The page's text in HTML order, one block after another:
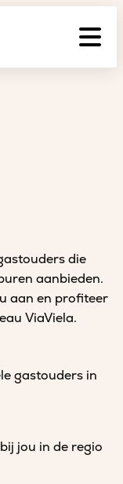
die
aanbieden.
aan en profiteer
ViaViela.
gastouders in
jou in de regio